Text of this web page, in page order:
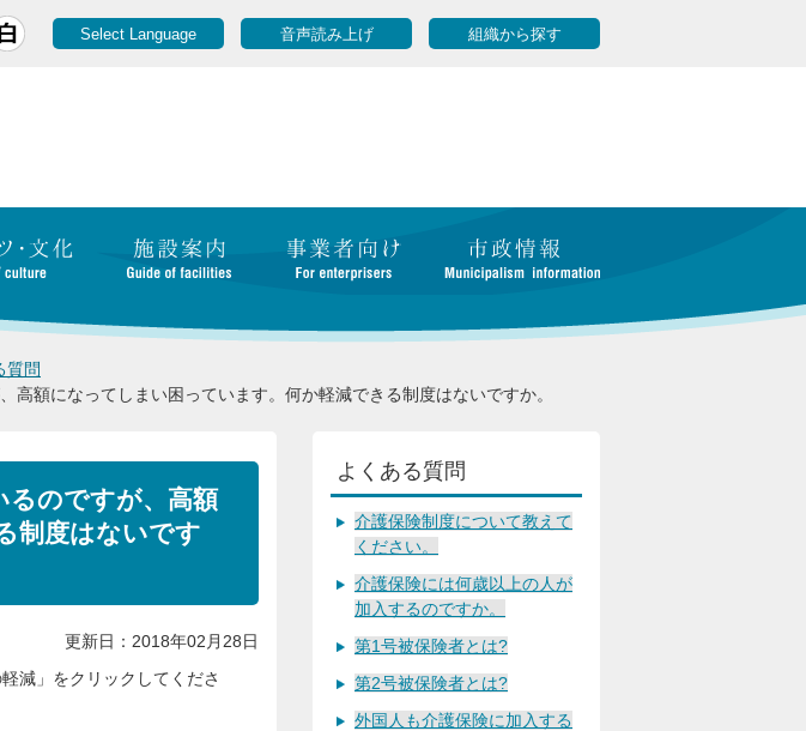
Select Language 音声読み上げ 組織から探す
質問
額になってしまい困っています。何か軽減できる制度はないですか。
るのですが、高額
制度はないです
更新日：2018年02月28日
減」をクリックしてくださ
よくある質問
介護保険制度について教えて
ください。
介護保険には何歳以上の人が
加入するのですか。
第1号被保険者とは?
第2号被保険者とは?
外国人も介護保険に加入する